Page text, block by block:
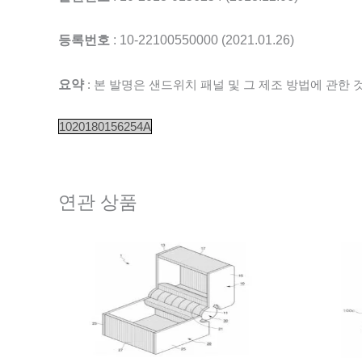
등록번호 : 10-22100550000 (2021.01.26)
요약 : 본 발명은 샌드위치 패널 및 그 제조 방법에 관한
1020180156254A
연관 상품